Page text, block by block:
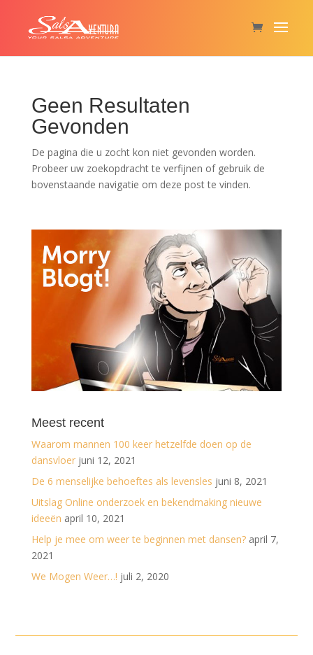
Geen Resultaten
Gevonden
De pagina die u zocht kon niet gevonden worden.
Probeer uw zoekopdracht te verfijnen of gebruik de
bovenstaande navigatie om deze post te vinden.
Meest recent
Waarom mannen 100 keer hetzelfde doen op de
dansvloer juni 12, 2021
De 6 menselijke behoeftes als levensles juni 8, 2021
Uitslag Online onderzoek en bekendmaking nieuwe
ideeën april 10, 2021
Help je mee om weer te beginnen met dansen? april 7,
2021
We Mogen Weer…! juli 2, 2020